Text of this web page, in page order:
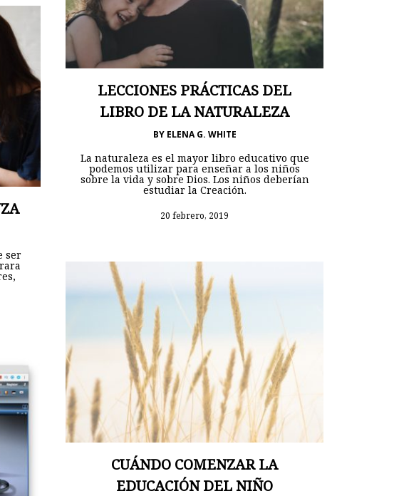
LECCIONES PRÁCTICAS DEL
LIBRO DE LA NATURALEZA
BY ELENA G. WHITE
La naturaleza es el mayor libro educativo que
podemos utilizar para enseñar a los niños
sobre la vida y sobre Dios. Los niños deberían
estudiar la Creación.
20 febrero, 2019
ser
CUÁNDO COMENZAR LA
EDUCACIÓN DEL NIÑO